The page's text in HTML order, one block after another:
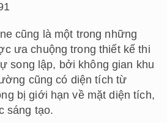
cũng là một trong những
ưa chuộng trong thiết kế thi
song lập, bởi không gian khu
cũng có diện tích từ
bị giới hạn về mặt diện tích,
sáng tạo.